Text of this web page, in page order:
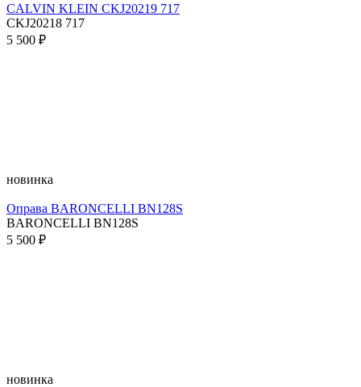
CALVIN KLEIN CKJ20219 717
CKJ20218 717
5 500 ₽
новинка
Оправа BARONCELLI BN128S
BARONCELLI BN128S
5 500 ₽
новинка